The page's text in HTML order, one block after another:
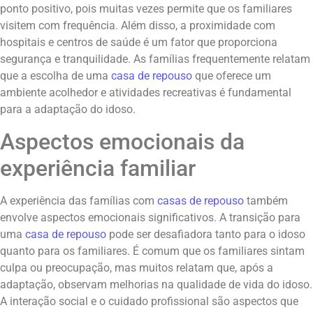
ponto positivo, pois muitas vezes permite que os familiares
visitem com frequência. Além disso, a proximidade com
hospitais e centros de saúde é um fator que proporciona
segurança e tranquilidade. As famílias frequentemente relatam
que a escolha de uma casa de repouso que oferece um
ambiente acolhedor e atividades recreativas é fundamental
para a adaptação do idoso.
Aspectos emocionais da
experiência familiar
A experiência das famílias com casas de repouso também
envolve aspectos emocionais significativos. A transição para
uma casa de repouso pode ser desafiadora tanto para o idoso
quanto para os familiares. É comum que os familiares sintam
culpa ou preocupação, mas muitos relatam que, após a
adaptação, observam melhorias na qualidade de vida do idoso.
A interação social e o cuidado profissional são aspectos que